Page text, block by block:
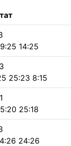
14:25
25:23 8:15
25:18
24:26